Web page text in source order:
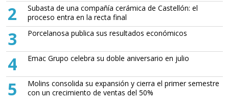
2
Subasta de una compañía cerámica de Castellón: el
proceso entra en la recta final
3 Porcelanosa publica sus resultados económicos
4 Emac Grupo celebra su doble aniversario en julio
5
Molins consolida su expansión y cierra el primer semestre
con un crecimiento de ventas del 50%